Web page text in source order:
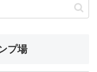
プ場